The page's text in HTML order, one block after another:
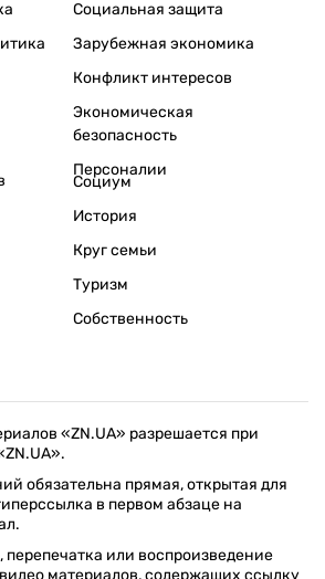
Социальная защита
Зарубежная экономика
Конфликт интересов
Экономическая
безопасность
Персоналии
Социум
История
Круг семьи
Туризм
Собственность
«ZN.UA» разрешается при
обязательна прямая, открытая для
в первом абзаце на
или воспроизведение
материалов, содержащих ссылку